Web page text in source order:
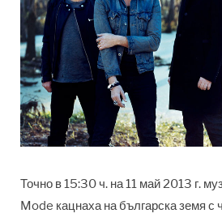
Точно в 15:30 ч. на 11 май 2013 г.
Mode кацнаха на българска земя с